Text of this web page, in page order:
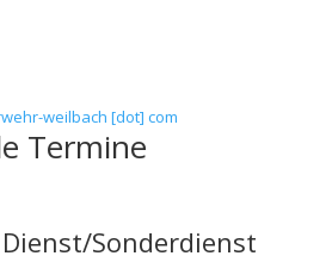
weilbach [dot] com
Termine
Sonderdienst